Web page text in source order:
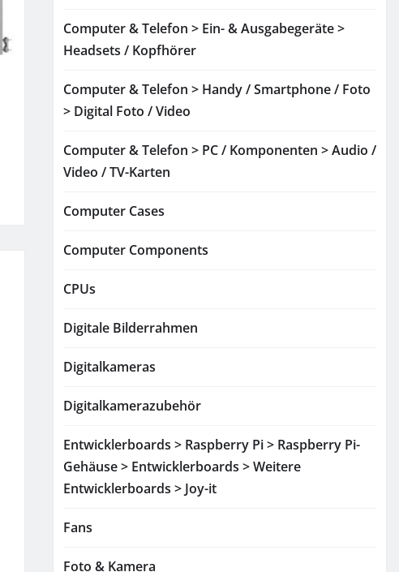
Computer & Telefon > Ein- & Ausgabegeräte >
Headsets / Kopfhörer
Computer & Telefon > Handy / Smartphone / Foto
> Digital Foto / Video
Computer & Telefon > PC / Komponenten > Audio /
Video / TV-Karten
Computer Cases
Computer Components
CPUs
Digitale Bilderrahmen
Digitalkameras
Digitalkamerazubehör
Entwicklerboards > Raspberry Pi > Raspberry Pi-
Gehäuse > Entwicklerboards > Weitere
Entwicklerboards > Joy-it
Fans
Foto & Kamera